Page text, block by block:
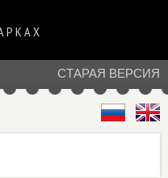
СТАРАЯ ВЕРСИЯ